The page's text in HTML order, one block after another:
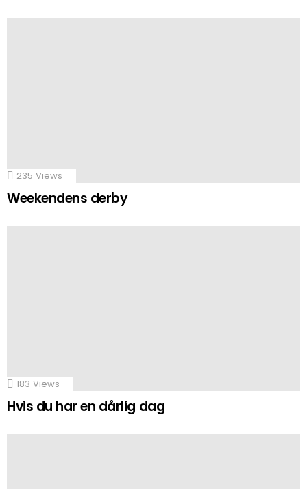
235 Views
Weekendens derby
183 Views
Hvis du har en dårlig dag